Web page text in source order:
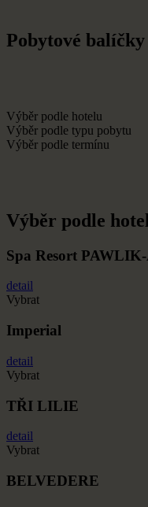
Pobytové balíčky
Výběr podle hotelu
Výběr podle typu pobytu
Výběr podle termínu
Výběr podle
Spa Resort
detail
Vybrat
Imperial
detail
Vybrat
TŘI LILIE
detail
Vybrat
BELVEDERE